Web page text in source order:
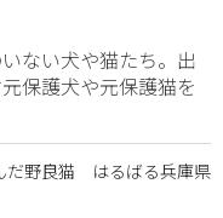
ない犬や猫たち。出
保護犬や元保護猫を
だ野良猫 はるばる兵庫県